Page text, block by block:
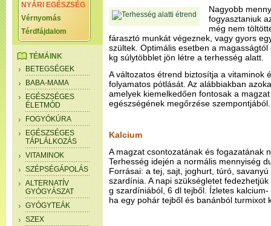
NYÁRI EGÉSZSÉG
Vérnyomás
Térdfájdalom
TÉMÁINK
BETEGSÉGEK
BABA-MAMA
EGÉSZSÉGES
ÉLETMÓD
FOGYÓKÚRA
EGÉSZSÉGES
TÁPLÁLKOZÁS
VITAMINOK
SZÉPSÉGÁPOLÁS
ALTERNATÍV
GYÓGYÁSZAT
GYÓGYTEÁK
SZEX
Nagyobb
fogyasztaniuk
még nem
fárasztó munkát végeznek, vagy gyors
szültek. Optimális esetben a
kg súlytöbblet jön létre a terhesség alatt.
A változatos étrend biztosítja a vitaminok
folyamatos pótlását. Az alábbiakban
amelyek kiemelkedően fontosak a
egészségének megőrzése szempontjából.
Kalcium
A magzat csontozatának és fogazatának
Terhesség idején a normális mennyiség
Forrásai: a tej, sajt, joghurt, túró,
szardínia. A napi szükségletet
g szardíniából, 6 dl tejből. Ízletes
ha egy pohár tejből és banánból turmixot